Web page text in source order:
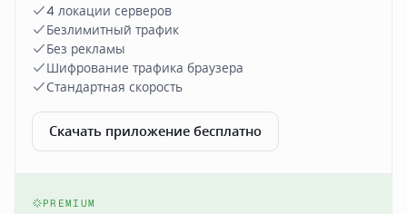
4 локации серверов
Безлимитный трафик
Без рекламы
Шифрование трафика браузера
Стандартная скорость
Скачать приложение бесплатно
PREMIUM